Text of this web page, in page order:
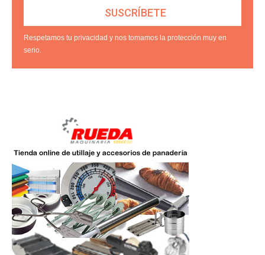
Respetamos tu privacidad y nos tomamos la protección muy en
serio.